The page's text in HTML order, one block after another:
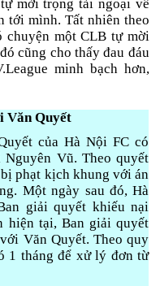
mời trọng tài ngoại về
tới mình. Tất nhiên theo
chuyện một CLB tự mời
cũng cho thấy đau đáu
minh bạch hơn,
Văn Quyết
của Hà Nội FC có
Vũ. Theo quyết
phạt kịch khung với án
Một ngày sau đó, Hà
giải quyết khiếu nại
hiện tại, Ban giải quyết
Văn Quyết. Theo quy
1 tháng để xử lý đơn từ